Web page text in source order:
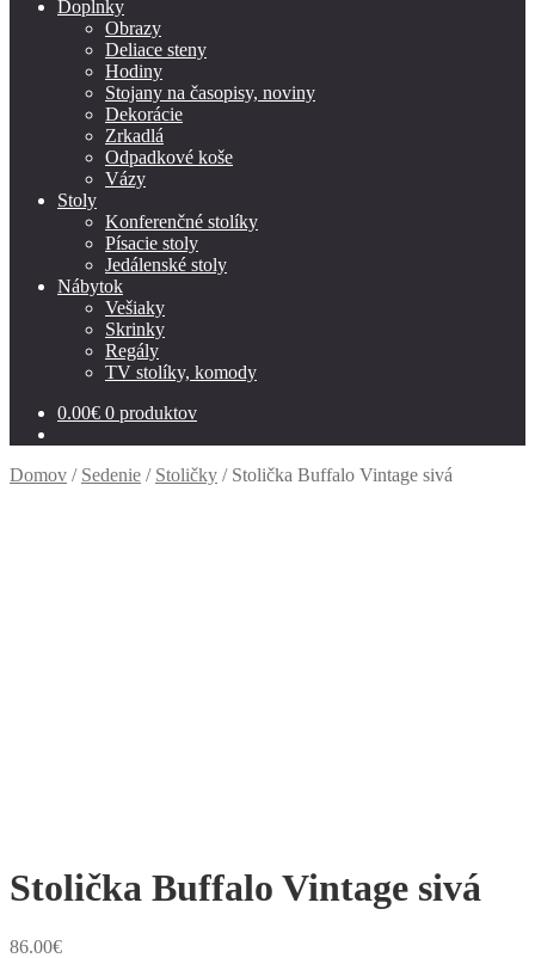
Doplnky
Obrazy
Deliace steny
Hodiny
Stojany na časopisy, noviny
Dekorácie
Zrkadlá
Odpadkové koše
Vázy
Stoly
Konferenčné stolíky
Písacie stoly
Jedálenské stoly
Nábytok
Vešiaky
Skrinky
Regály
TV stolíky, komody
0.00€ 0 produktov
Domov / Sedenie / Stoličky / Stolička Buffalo Vintage sivá
Stolička Buffalo Vintage sivá
86.00€